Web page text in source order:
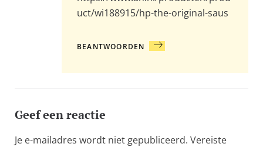
uct/wi188915/hp-the-original-saus
BEANTWOORDEN
Geef een reactie
Je e-mailadres wordt niet gepubliceerd. Vereiste